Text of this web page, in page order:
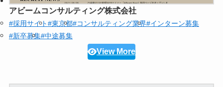
アビームコンサルティング株式会社
#採用サイト#東京都#コンサルティング業界#インターン募集
#新卒募集#中途募集
View More